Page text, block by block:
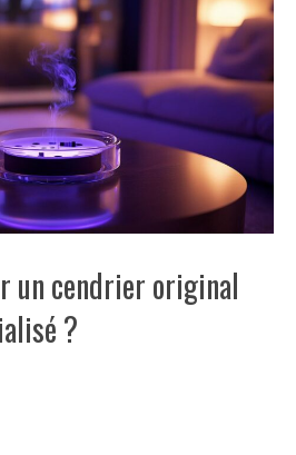
un cendrier original
?